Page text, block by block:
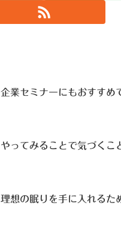
企業セミナーにもおすすめ
やってみることで気づくこ
理想の眠りを手に入れるた